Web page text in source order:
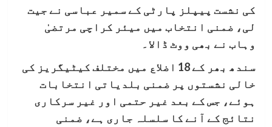
کی نشست پیپلز پارٹی کے سمیر عباسی نے جیت
لی، ضمنی انتخاب میں میئر کراچی مرتضیٰ
وہاب نے بھی ووٹ ڈالا۔
سندھ بھر کے 18 اضلاع میں مختلف کیٹیگریز کی
خالی نشستوں پر ضمنی بلدیاتی انتخابات
ہوئے، جس کے بعد غیر حتمی اور غیر سرکاری
نتائج کے آنے کا سلسلہ جاری ہے، ضمنی